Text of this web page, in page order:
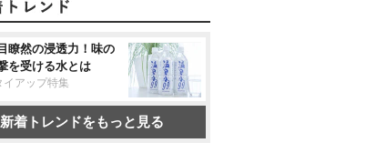
瞭然の浸透力！味の
を受ける水とは
イアップ特集
新着トレンドをもっと見る